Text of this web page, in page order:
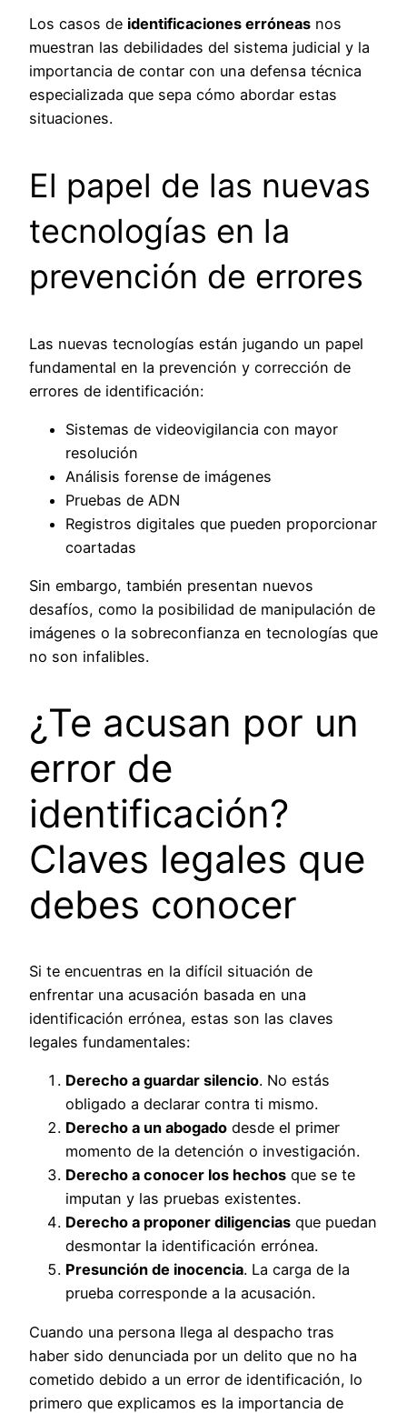
Los casos de identificaciones erróneas nos
muestran las debilidades del sistema judicial y la
importancia de contar con una defensa técnica
especializada que sepa cómo abordar estas
situaciones.
El papel de las nuevas
tecnologías en la
prevención de errores
Las nuevas tecnologías están jugando un papel
fundamental en la prevención y corrección de
errores de identificación:
Sistemas de videovigilancia con mayor
resolución
Análisis forense de imágenes
Pruebas de ADN
Registros digitales que pueden proporcionar
coartadas
Sin embargo, también presentan nuevos
desafíos, como la posibilidad de manipulación de
imágenes o la sobreconfianza en tecnologías que
no son infalibles.
¿Te acusan por un
error de
identificación?
Claves legales que
debes conocer
Si te encuentras en la difícil situación de
enfrentar una acusación basada en una
identificación errónea, estas son las claves
legales fundamentales:
Derecho a guardar silencio. No estás
obligado a declarar contra ti mismo.
Derecho a un abogado desde el primer
momento de la detención o investigación.
Derecho a conocer los hechos que se te
imputan y las pruebas existentes.
Derecho a proponer diligencias que puedan
desmontar la identificación errónea.
Presunción de inocencia. La carga de la
prueba corresponde a la acusación.
Cuando una persona llega al despacho tras
haber sido denunciada por un delito que no ha
cometido debido a un error de identificación, lo
primero que explicamos es la importancia de